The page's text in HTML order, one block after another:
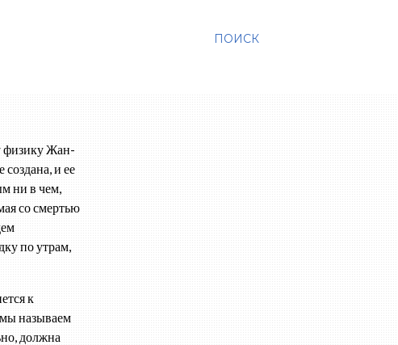
ПОИСК
физику Жан-
и ее
ни в чем,
со смертью
по утрам,
к
называем
должна